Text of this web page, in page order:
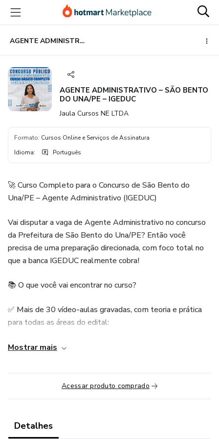
para
conteúdo
principal
para
pagamento
para
rodapé
AGENTE ADMINISTRATIVO – SÃO BENTO DO UNA/PE – IGEDUC
AGENTE ADMINISTRATIVO – SÃO BENTO
DO UNA/PE – IGEDUC
Jaula Cursos NE LTDA
Formato: Cursos Online e Serviços de Assinatura
Idioma: Português
🚀 Curso Completo para o Concurso de São Bento do
Una/PE – Agente Administrativo (IGEDUC)
Vai disputar a vaga de Agente Administrativo no concurso
da Prefeitura de São Bento do Una/PE? Então você
precisa de uma preparação direcionada, com foco total no
que a banca IGEDUC realmente cobra!
📚 O que você vai encontrar no curso?
✅ Mais de 30 vídeo-aulas gravadas, com teoria e prática
para todas as áreas do edital:
Língua Portuguesa
Informática
Mostrar mais
Acessar produto comprado
Detalhes